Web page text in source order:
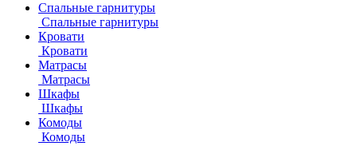
Спальные гарнитуры
Спальные гарнитуры
Кровати
Кровати
Матрасы
Матрасы
Шкафы
Шкафы
Комоды
Комоды